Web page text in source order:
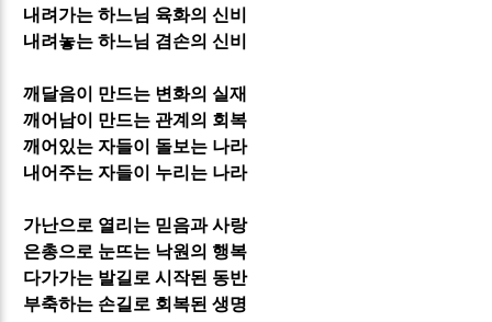
내려가는 하느님 육화의 신비
내려놓는 하느님 겸손의 신비
깨달음이 만드는 변화의 실재
깨어남이 만드는 관계의 회복
깨어있는 자들이 돌보는 나라
내어주는 자들이 누리는 나라
가난으로 열리는 믿음과 사랑
은총으로 눈뜨는 낙원의 행복
다가가는 발길로 시작된 동반
부축하는 손길로 회복된 생명